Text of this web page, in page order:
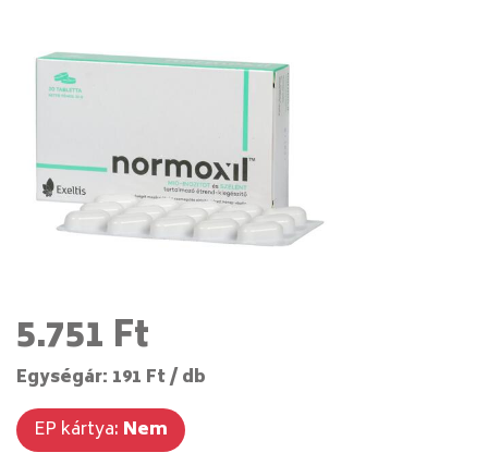
5.751 Ft
Egységár: 191 Ft / db
EP kártya: Nem